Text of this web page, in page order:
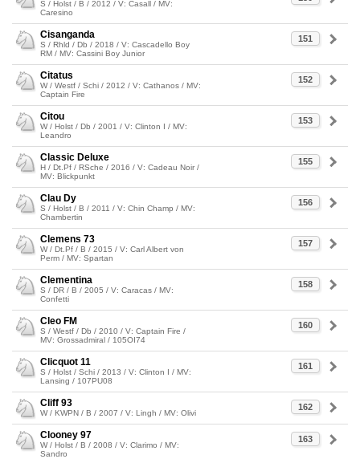
S / Holst / B / 2012 / V: Casall / MV:
Caresino
151
Cisanganda
S / Rhld / Db / 2018 / V: Cascadello Boy
RM / MV: Cassini Boy Junior
152
Citatus
W / Westf / Schi / 2012 / V: Cathanos / MV:
Captain Fire
153
Citou
W / Holst / Db / 2001 / V: Clinton I / MV:
Leandro
155
Classic Deluxe
H / Dt.Pf / RSche / 2016 / V: Cadeau Noir /
MV: Blickpunkt
156
Clau Dy
S / Holst / B / 2011 / V: Chin Champ / MV:
Chambertin
157
Clemens 73
W / Dt.Pf / B / 2015 / V: Carl Albert von
Perm / MV: Spartan
158
Clementina
S / DR / B / 2005 / V: Caracas / MV:
Confetti
160
Cleo FM
S / Westf / Db / 2010 / V: Captain Fire /
MV: Grossadmiral / 105OI74
161
Clicquot 11
S / Holst / Schi / 2013 / V: Clinton I / MV:
Lansing / 107PU08
162
Cliff 93
W / KWPN / B / 2007 / V: Lingh / MV: Olivi
163
Clooney 97
W / Holst / B / 2008 / V: Clarimo / MV:
Sandro